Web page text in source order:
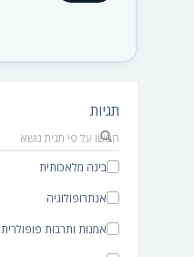
תגיות
בינה מלאכותית
אנתרופולוגיה
אמנות ותרבות פופולרית